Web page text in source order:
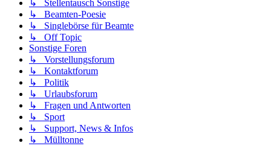
↳ Stellentausch Sonstige
↳ Beamten-Poesie
↳ Singlebörse für Beamte
↳ Off Topic
Sonstige Foren
↳ Vorstellungsforum
↳ Kontaktforum
↳ Politik
↳ Urlaubsforum
↳ Fragen und Antworten
↳ Sport
↳ Support, News & Infos
↳ Mülltonne